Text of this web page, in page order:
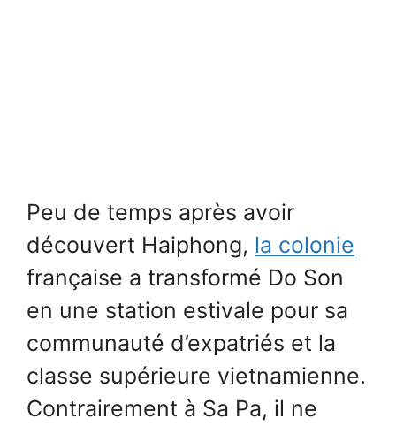
Peu de temps après avoir
découvert Haiphong, la colonie
française a transformé Do Son
en une station estivale pour sa
communauté d’expatriés et la
classe supérieure vietnamienne.
Contrairement à Sa Pa, il ne